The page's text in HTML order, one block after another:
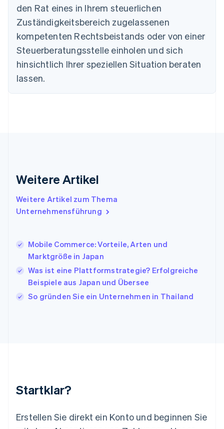
den Rat eines in Ihrem steuerlichen
Zuständigkeitsbereich zugelassenen
kompetenten Rechtsbeistands oder von einer
Steuerberatungsstelle einholen und sich
hinsichtlich Ihrer speziellen Situation beraten
lassen.
Weitere Artikel
Weitere Artikel zum Thema
Unternehmensführung
Mobile Commerce: Vorteile, Arten und
Marktgröße in Japan
Was ist eine Plattformstrategie? Erfolgreiche
Beispiele aus Japan und Übersee
So gründen Sie ein Unternehmen in Thailand
Startklar?
Erstellen Sie direkt ein Konto und beginnen Sie
DeutschEnglish
Estland
English
Festlandchina
简体中文English
Finnland
Frankreich
FrançaisEnglish
English
Italien
Italiano English
Japan
日本語 English
Kroatien
EnglishItaliano
Lettland
Liechtenstein
DeutschEnglish
Mexiko
English